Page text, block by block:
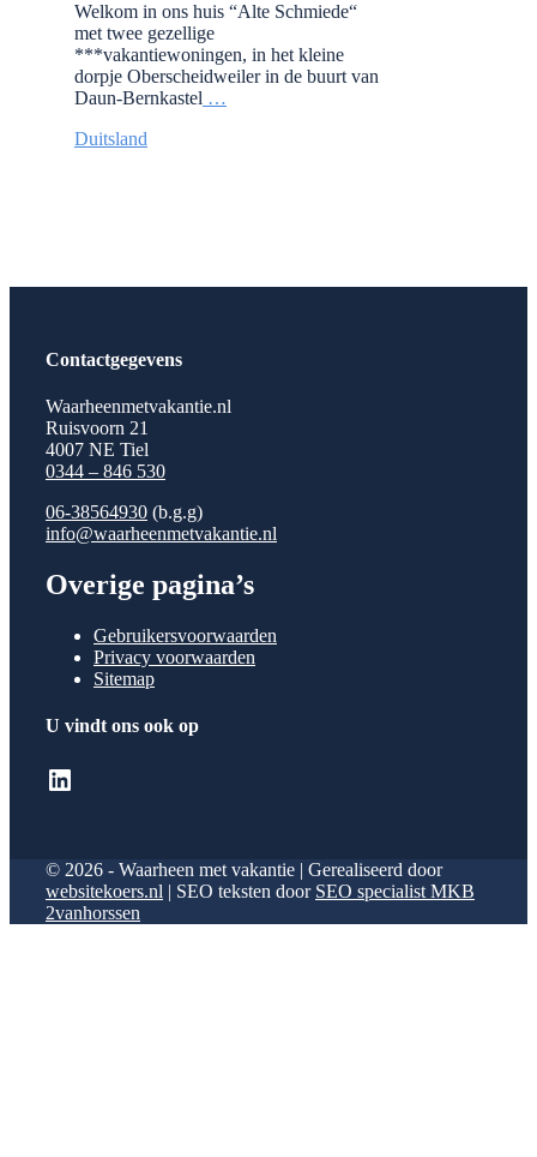
Welkom in ons huis “Alte Schmiede“
met twee gezellige
***vakantiewoningen, in het kleine
dorpje Oberscheidweiler in de buurt van
Daun-Bernkastel …
Duitsland
Contactgegevens
Waarheenmetvakantie.nl
Ruisvoorn 21
4007 NE Tiel
0344 – 846 530
06-38564930 (b.g.g)
info@waarheenmetvakantie.nl
Overige pagina’s
Gebruikersvoorwaarden
Privacy voorwaarden
Sitemap
U vindt ons ook op
LinkedIn
© 2026 - Waarheen met vakantie | Gerealiseerd door
websitekoers.nl | SEO teksten door SEO specialist MKB
2vanhorssen